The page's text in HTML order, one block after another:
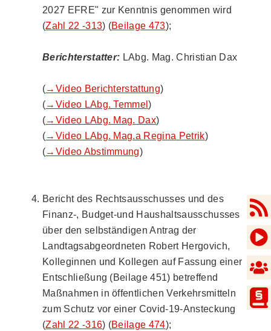
2027 EFRE" zur Kenntnis genommen wird
(Zahl 22 -313) (Beilage 473);
Berichterstatter: LAbg. Mag. Christian Dax
(→Video Berichterstattung)
(→Video LAbg. Temmel)
(→Video LAbg. Mag. Dax)
(→Video LAbg. Mag.a Regina Petrik)
(→Video Abstimmung)
Bericht des Rechtsausschusses und des
Finanz-, Budget-und Haushaltsausschusses
über den selbständigen Antrag der
Landtagsabgeordneten Robert Hergovich,
Kolleginnen und Kollegen auf Fassung einer
Entschließung (Beilage 451) betreffend
Maßnahmen in öffentlichen Verkehrsmitteln
zum Schutz vor einer Covid-19-Ansteckung
(Zahl 22 -316) (Beilage 474);